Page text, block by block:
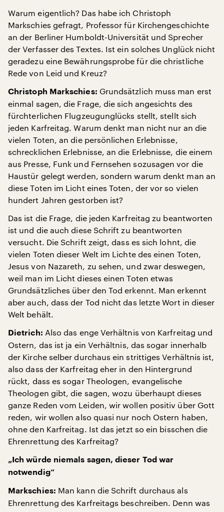
Warum eigentlich? Das habe ich Christoph
Markschies gefragt, Professor für Kirchengeschichte
an der Berliner Humboldt-Universität und Sprecher
der Verfasser des Textes. Ist ein solches Unglück nicht
geradezu eine Bewährungsprobe für die christliche
Rede von Leid und Kreuz?
Christoph Markschies: Grundsätzlich muss man erst
einmal sagen, die Frage, die sich angesichts des
fürchterlichen Flugzeugunglücks stellt, stellt sich
jeden Karfreitag. Warum denkt man nicht nur an die
vielen Toten, an die persönlichen Erlebnisse,
schrecklichen Erlebnisse, an die Erlebnisse, die einem
aus Presse, Funk und Fernsehen sozusagen vor die
Haustür gelegt werden, sondern warum denkt man an
diese Toten im Licht eines Toten, der vor so vielen
hundert Jahren gestorben ist?
Das ist die Frage, die jeden Karfreitag zu beantworten
ist und die auch diese Schrift zu beantworten
versucht. Die Schrift zeigt, dass es sich lohnt, die
vielen Toten dieser Welt im Lichte des einen Toten,
Jesus von Nazareth, zu sehen, und zwar deswegen,
weil man im Licht dieses einen Toten etwas
Grundsätzliches über den Tod erkennt. Man erkennt
aber auch, dass der Tod nicht das letzte Wort in dieser
Welt behält.
Dietrich: Also das enge Verhältnis von Karfreitag und
Ostern, das ist ja ein Verhältnis, das sogar innerhalb
der Kirche selber durchaus ein strittiges Verhältnis ist,
also dass der Karfreitag eher in den Hintergrund
rückt, dass es sogar Theologen, evangelische
Theologen gibt, die sagen, wozu überhaupt dieses
ganze Reden vom Leiden, wir wollen positiv über Gott
reden, wir wollen also quasi nur noch Ostern haben,
ohne den Karfreitag. Ist das jetzt so ein bisschen die
Ehrenrettung des Karfreitag?
„Ich würde niemals sagen, dieser Tod war
notwendig“
Markschies: Man kann die Schrift durchaus als
Ehrenrettung des Karfreitags beschreiben. Denn was